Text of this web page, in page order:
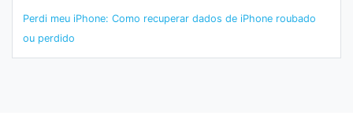
Perdi meu iPhone: Como recuperar dados de iPhone roubado
ou perdido